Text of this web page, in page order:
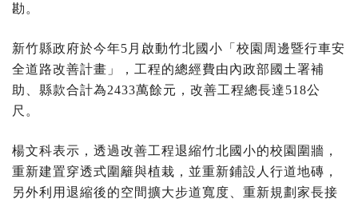
勘。
新竹縣政府於今年5月啟動竹北國小「校園周邊暨行車安
全道路改善計畫」，工程的總經費由內政部國土署補
助、縣款合計為2433萬餘元，改善工程總長達518公
尺。
楊文科表示，透過改善工程退縮竹北國小的校園圍牆，
重新建置穿透式圍籬與植栽，並重新鋪設人行道地磚，
另外利用退縮後的空間擴大步道寬度、重新規劃家長接